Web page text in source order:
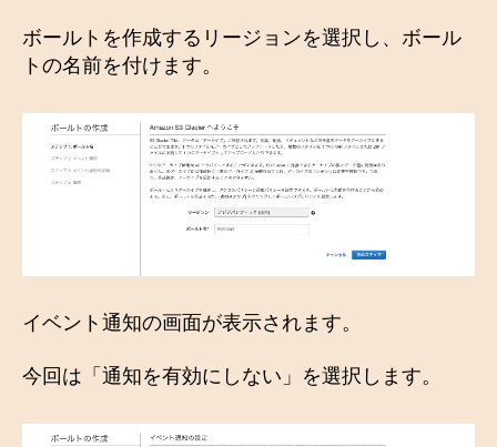
ボールトを作成するリージョンを選択し、ボール
トの名前を付けます。
イベント通知の画面が表示されます。
今回は「通知を有効にしない」を選択します。